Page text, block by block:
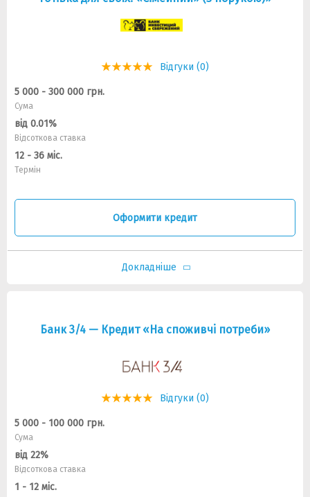
Відгуки (0)
5 000 - 300 000 грн.
Сума
від 0.01%
Відсоткова ставка
12 - 36 міс.
Термін
Оформити кредит
Докладніше
Банк 3/4 — Кредит «На споживчi потреби»
Відгуки (0)
5 000 - 100 000 грн.
Сума
від 22%
Відсоткова ставка
1 - 12 міс.